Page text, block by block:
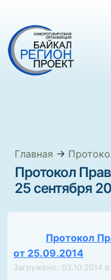
Главная →
Протокол
25 сентября
Протокол
от 25.09.2014
Загружено: 03.10.2014 в